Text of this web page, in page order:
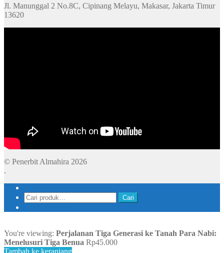
Jl. Manunggal 2 No.8C, Cipinang Melayu, Makasar, Jakarta Timur
13620
© Penerbit Almahira 2026
.
Pencarian
untuk:
Cari
You're viewing: Perjalanan Tiga Generasi ke Tanah Para Nabi:
Menelusuri Tiga Benua Rp45.000
Tambah ke keranjang